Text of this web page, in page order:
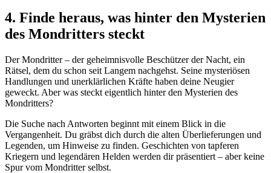
4. Finde heraus, was hinter den Mysterien
des Mondritters steckt
Der Mondritter – der geheimnisvolle Beschützer der Nacht, ein
Rätsel, dem du schon seit Langem nachgehst. Seine mysteriösen
Handlungen und unerklärlichen Kräfte haben deine Neugier
geweckt. Aber was steckt eigentlich hinter den Mysterien des
Mondritters?
Die Suche nach Antworten beginnt mit einem Blick in die
Vergangenheit. Du gräbst dich durch die alten Überlieferungen und
Legenden, um Hinweise zu finden. Geschichten von tapferen
Kriegern und legendären Helden werden dir präsentiert – aber keine
Spur vom Mondritter selbst.